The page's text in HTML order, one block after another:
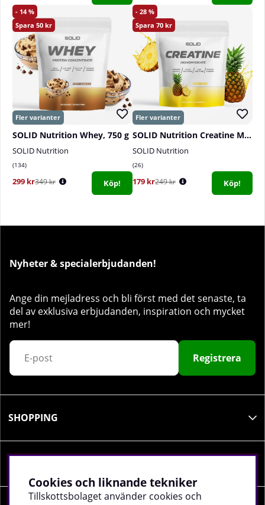
14
50
SOLID Nutrition Whey, 750 g
SOLID Nutrition
134
299 kr349 kr Köp!
28
70
SOLID Nutrition Creatine Monohydrate, 400 g
SOLID Nutrition
26
179 kr249 kr Köp!
Nyheter & specialerbjudanden!
Ange din mejladress och bli först med det senaste, ta
del av exklusiva erbjudanden, inspiration och mycket
mer!
Registrera
SHOPPING
Cookies och liknande tekniker
Tillskottsbolaget använder cookies och